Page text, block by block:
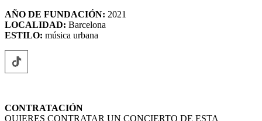
AÑO DE FUNDACIÓN: 2021
LOCALIDAD: Barcelona
ESTILO: música urbana
CONTRATACIÓN
QUIERES CONTRATAR UN CONCIERTO DE ESTA